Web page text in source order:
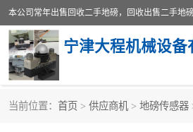
宁津大程机械设备
当前位置： 首页 > 供应商机 > 地磅传感器